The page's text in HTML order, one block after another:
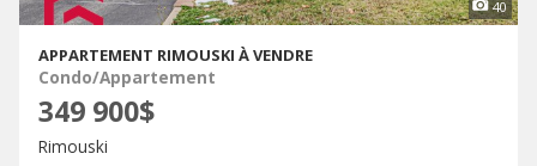
40
APPARTEMENT RIMOUSKI À VENDRE
Condo/Appartement
349 900$
Rimouski